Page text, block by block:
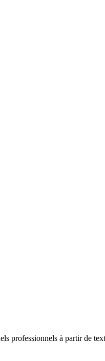
professionnels à partir de